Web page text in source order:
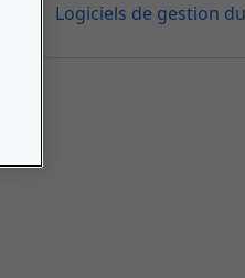
Logiciels de gestion